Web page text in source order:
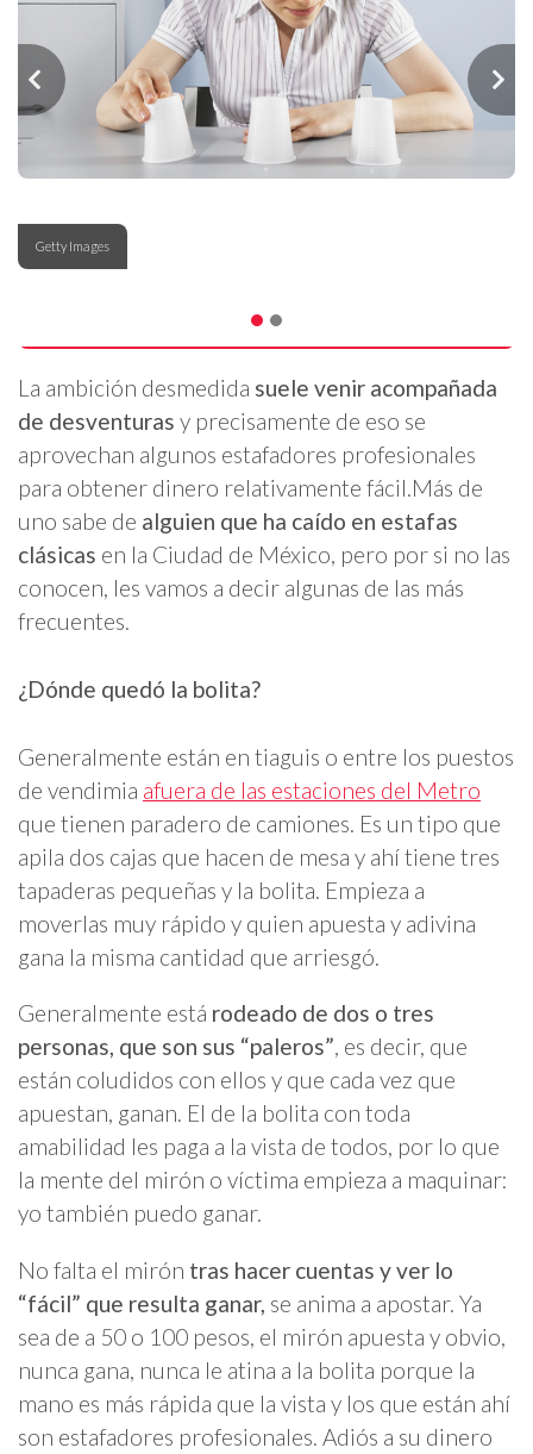
Getty Images
La ambición desmedida suele venir acompañada
de desventuras y precisamente de eso se
aprovechan algunos estafadores profesionales
para obtener dinero relativamente fácil.Más de
uno sabe de alguien que ha caído en estafas
clásicas en la Ciudad de México, pero por si no las
conocen, les vamos a decir algunas de las más
frecuentes.
¿Dónde quedó la bolita?
Generalmente están en tiaguis o entre los puestos
de vendimia afuera de las estaciones del Metro
que tienen paradero de camiones. Es un tipo que
apila dos cajas que hacen de mesa y ahí tiene tres
tapaderas pequeñas y la bolita. Empieza a
moverlas muy rápido y quien apuesta y adivina
gana la misma cantidad que arriesgó.
Generalmente está rodeado de dos o tres
personas, que son sus “paleros”, es decir, que
están coludidos con ellos y que cada vez que
apuestan, ganan. El de la bolita con toda
amabilidad les paga a la vista de todos, por lo que
la mente del mirón o víctima empieza a maquinar:
yo también puedo ganar.
No falta el mirón tras hacer cuentas y ver lo
“fácil” que resulta ganar, se anima a apostar. Ya
sea de a 50 o 100 pesos, el mirón apuesta y obvio,
nunca gana, nunca le atina a la bolita porque la
mano es más rápida que la vista y los que están ahí
son estafadores profesionales. Adiós a su dinero